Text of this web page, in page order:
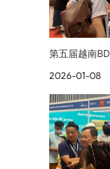
第五届越南
2026-01-08